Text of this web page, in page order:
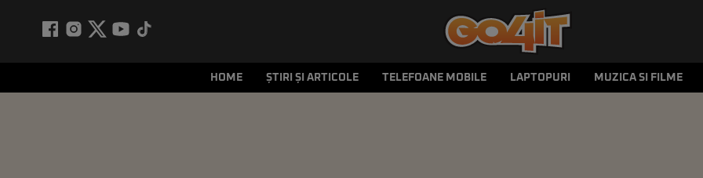
HOME ȘTIRI ȘI ARTICOLE TELEFOANE MOBILE LAPTOPURI MUZICA SI FILME